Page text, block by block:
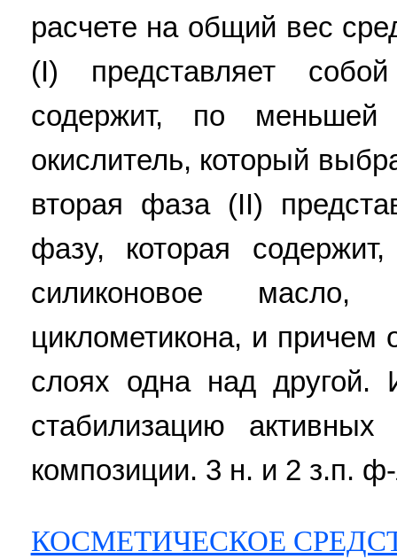
расчете на общий вес
(I) представляет
содержит, по
окислитель, который
вторая фаза (II)
фазу, которая
силиконовое
циклометикона, и
слоях одна над другой.
стабилизацию активных
композиции. 3 н. и 2 з.п.
КОСМЕТИЧЕСКОЕ